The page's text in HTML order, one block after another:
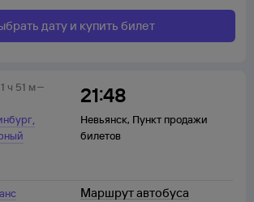
дату и купить билет
,
21:48
Невьянск, Пункт продажи
билетов
1 ч 51 м
Маршрут автобуса